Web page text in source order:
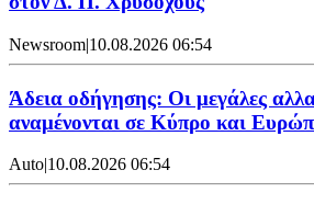
Newsroom|10.08.2026 06:54
Άδεια οδήγησης: Οι μεγάλες
αναμένονται σε Κύπρο και
Auto|10.08.2026 06:54